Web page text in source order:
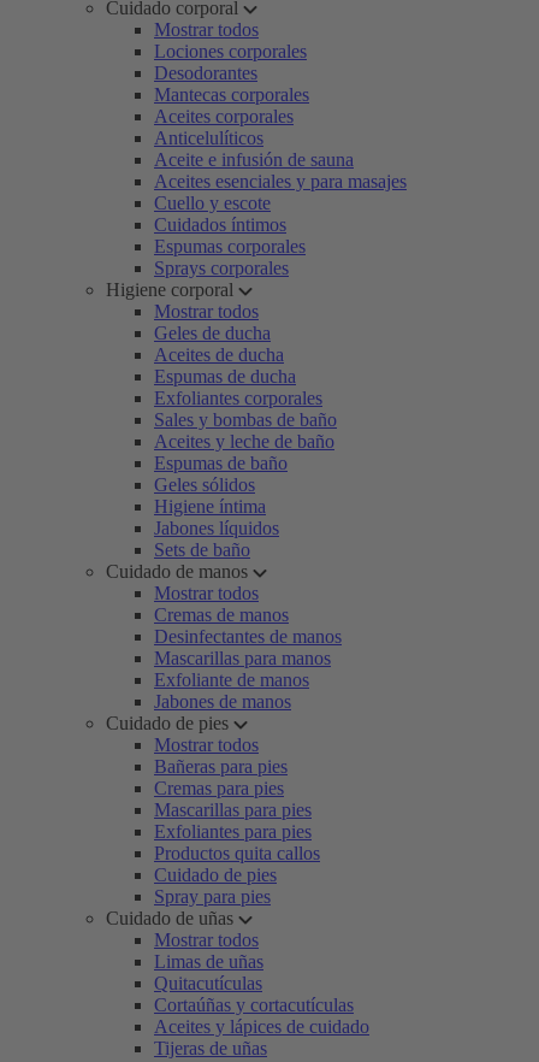
Cuidado corporal
Mostrar todos
Lociones corporales
Desodorantes
Mantecas corporales
Aceites corporales
Anticelulíticos
Aceite e infusión de sauna
Aceites esenciales y para masajes
Cuello y escote
Cuidados íntimos
Espumas corporales
Sprays corporales
Higiene corporal
Mostrar todos
Geles de ducha
Aceites de ducha
Espumas de ducha
Exfoliantes corporales
Sales y bombas de baño
Aceites y leche de baño
Espumas de baño
Geles sólidos
Higiene íntima
Jabones líquidos
Sets de baño
Cuidado de manos
Mostrar todos
Cremas de manos
Desinfectantes de manos
Mascarillas para manos
Exfoliante de manos
Jabones de manos
Cuidado de pies
Mostrar todos
Bañeras para pies
Cremas para pies
Mascarillas para pies
Exfoliantes para pies
Productos quita callos
Cuidado de pies
Spray para pies
Cuidado de uñas
Mostrar todos
Limas de uñas
Quitacutículas
Cortaúñas y cortacutículas
Aceites y lápices de cuidado
Tijeras de uñas